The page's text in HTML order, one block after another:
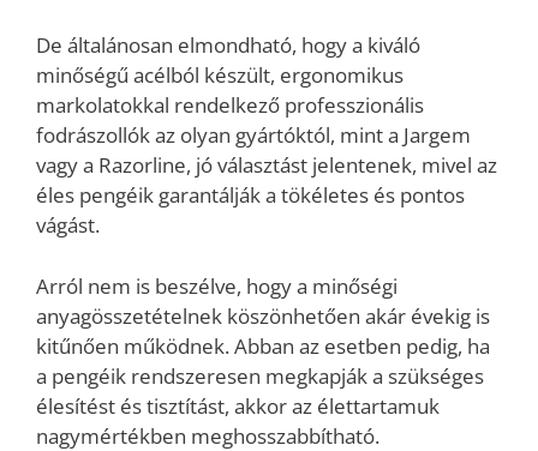
De általánosan elmondható, hogy a kiváló
minőségű acélból készült, ergonomikus
markolatokkal rendelkező professzionális
fodrászollók az olyan gyártóktól, mint a Jargem
vagy a Razorline, jó választást jelentenek, mivel az
éles pengéik garantálják a tökéletes és pontos
vágást.
Arról nem is beszélve, hogy a minőségi
anyagösszetételnek köszönhetően akár évekig is
kitűnően működnek. Abban az esetben pedig, ha
a pengéik rendszeresen megkapják a szükséges
élesítést és tisztítást, akkor az élettartamuk
nagymértékben meghosszabbítható.